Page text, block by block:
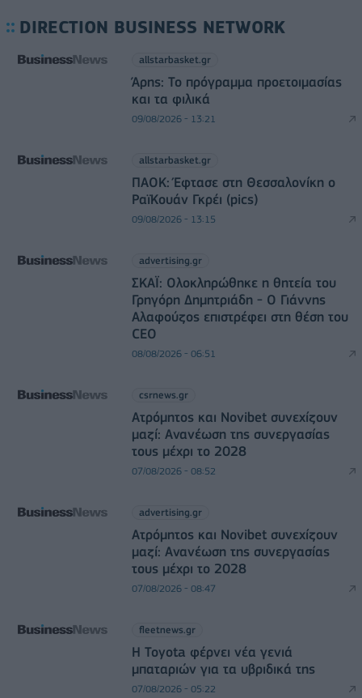
DIRECTION BUSINESS NETWORK
allstarbasket.gr
Άρης: Το πρόγραμμα προετοιμασίας
και τα φιλικά
09/08/2026 - 13:21
allstarbasket.gr
ΠΑΟΚ: Έφτασε στη Θεσσαλονίκη ο
ΡαϊΚουάν Γκρέι (pics)
09/08/2026 - 13:15
advertising.gr
ΣΚΑΪ: Ολοκληρώθηκε η θητεία του
Γρηγόρη Δημητριάδη - Ο Γιάννης
Αλαφούζος επιστρέφει στη θέση του
CEO
08/08/2026 - 06:51
csrnews.gr
Ατρόμητος και Novibet συνεχίζουν
μαζί: Ανανέωση της συνεργασίας
τους μέχρι το 2028
07/08/2026 - 08:52
advertising.gr
Ατρόμητος και Novibet συνεχίζουν
μαζί: Ανανέωση της συνεργασίας
τους μέχρι το 2028
07/08/2026 - 08:47
fleetnews.gr
Η Toyota φέρνει νέα γενιά
μπαταριών για τα υβριδικά της
07/08/2026 - 05:22